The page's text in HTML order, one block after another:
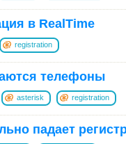
в RealTime
registration
телефоны
asterisk registration
падает